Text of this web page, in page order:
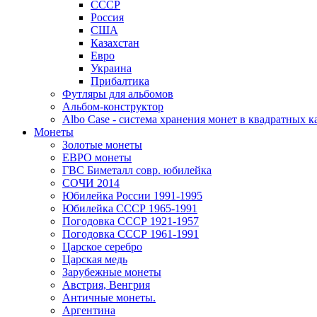
СССР
Россия
США
Казахстан
Евро
Украина
Прибалтика
Футляры для альбомов
Альбом-конструктор
Albo Case - система хранения монет в квадратных
Монеты
Золотые монеты
ЕВРО монеты
ГВС Биметалл совр. юбилейка
СОЧИ 2014
Юбилейка России 1991-1995
Юбилейка СССР 1965-1991
Погодовка СССР 1921-1957
Погодовка СССР 1961-1991
Царское серебро
Царская медь
Зарубежные монеты
Австрия, Венгрия
Античные монеты.
Аргентина